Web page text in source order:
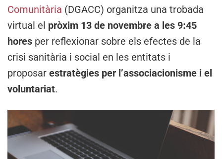
Comunitària (DGACC) organitza una trobada
virtual el pròxim 13 de novembre a les 9:45
hores per reflexionar sobre els efectes de la
crisi sanitària i social en les entitats i
proposar estratègies per l’associacionisme i el
voluntariat.